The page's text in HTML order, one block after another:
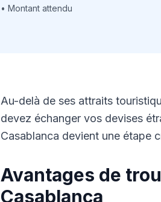
• Montant attendu
Au-delà de ses attraits
devez échanger vos devises
Casablanca devient une étape
Avantages de
Casablanca